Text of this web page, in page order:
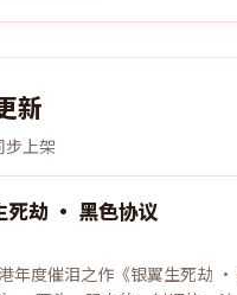
新
步上架
死劫 · 黑色协议
年度催泪之作《银翼生死劫 ·